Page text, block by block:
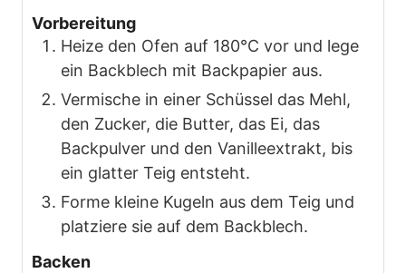
Vorbereitung
Heize den Ofen auf 180°C vor und lege
ein Backblech mit Backpapier aus.
Vermische in einer Schüssel das Mehl,
den Zucker, die Butter, das Ei, das
Backpulver und den Vanilleextrakt, bis
ein glatter Teig entsteht.
Forme kleine Kugeln aus dem Teig und
platziere sie auf dem Backblech.
Backen